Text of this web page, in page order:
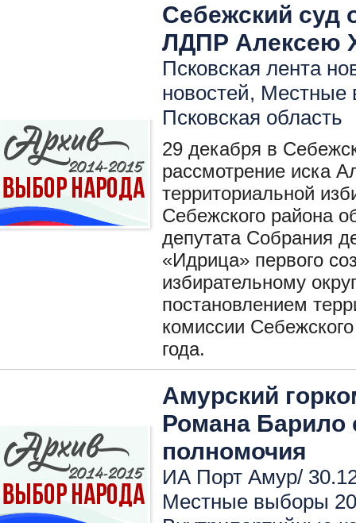
Себежский суд
ЛДПР Алексею
Псковская лента
новостей, Местные
Псковская область
29 декабря в
рассмотрение иска
территориальной
Себежского района
депутата Собрания
«Идрица» первого
избирательному
постановлением
комиссии
года.
Амурский
Романа Барило
полномочия
ИА Порт Амур/
Местные выборы